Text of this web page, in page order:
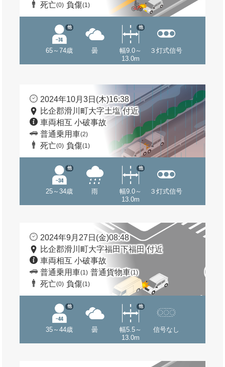
死亡(0) 負傷(1)
65～74歳
他
曇
幅9.0～
13.0m
他
３灯式信号
2024年10月3日(木)16:38
比企郡滑川町大字土塩 付近
車両相互 小破事故
普通乗用車(2)
死亡(0) 負傷(1)
25～34歳
他
雨
幅9.0～
13.0m
他
３灯式信号
2024年9月27日(金)08:48
比企郡滑川町大字福田下福田 付近
車両相互 小破事故
普通乗用車(1) 普通貨物車(1)
死亡(0) 負傷(1)
35～44歳
他
曇
幅5.5～
13.0m
他
信号なし